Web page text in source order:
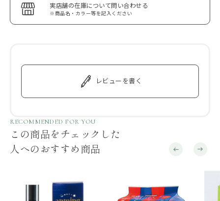
実店舗の在庫について問い合わせる
※商品名・カラー等を記入ください
レビューを書く
RECOMMENDED FOR YOU
この商品をチェックした
人へのおすすめ商品